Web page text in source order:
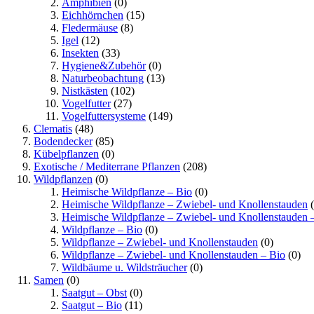
Eichhörnchen (15)
Fledermäuse (8)
Igel (12)
Insekten (33)
Hygiene&Zubehör(0)
Naturbeobachtung (13)
Nistkästen (102)
Vogelfutter(27)
Vogelfuttersysteme (149)
Clematis (48)
Bodendecker(85)
Kübelpflanzen (0)
Exotische / Mediterrane Pflanzen (208)
Wildpflanzen (0)
Heimische Wildpflanze – Bio (0)
Heimische Wildpflanze – Zwiebel- und Knollenstauden
Heimische Wildpflanze – Zwiebel- und Knollenstauden
Wildpflanze – Bio (0)
Wildpflanze – Zwiebel- und Knollenstauden (0)
Wildpflanze – Zwiebel- und Knollenstauden – Bio (0)
Wildbäume u. Wildsträucher(0)
Samen (0)
Saatgut – Obst (0)
Saatgut – Bio (11)